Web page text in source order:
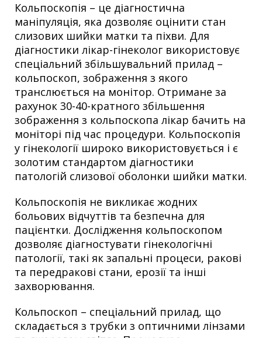
Кольпоскопія – це діагностична
маніпуляція, яка дозволяє оцінити стан
слизових шийки матки та піхви. Для
діагностики лікар-гінеколог використовує
спеціальний збільшувальний прилад –
кольпоскоп, зображення з якого
транслюється на монітор. Отримане за
рахунок 30-40-кратного збільшення
зображення з кольпоскопа лікар бачить на
моніторі під час процедури. Кольпоскопія
у гінекології широко використовується і є
золотим стандартом діагностики
патологій слизової оболонки шийки матки.
Кольпоскопія не викликає жодних
больових відчуттів та безпечна для
пацієнтки. Дослідження кольпоскопом
дозволяє діагностувати гінекологічні
патології, такі як запальні процеси, ракові
та передракові стани, ерозії та інші
захворювання.
Кольпоскоп – спеціальний прилад, що
складається з трубки з оптичними лінзами